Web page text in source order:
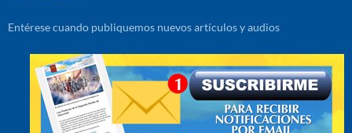
Entérese cuando publiquemos nuevos artículos y audios